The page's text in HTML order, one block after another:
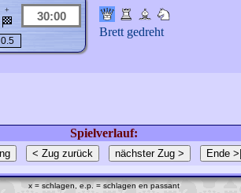
+
🏁
Brett gedreht
Spielverlauf:
x = schlagen, e.p. = schlagen en passant